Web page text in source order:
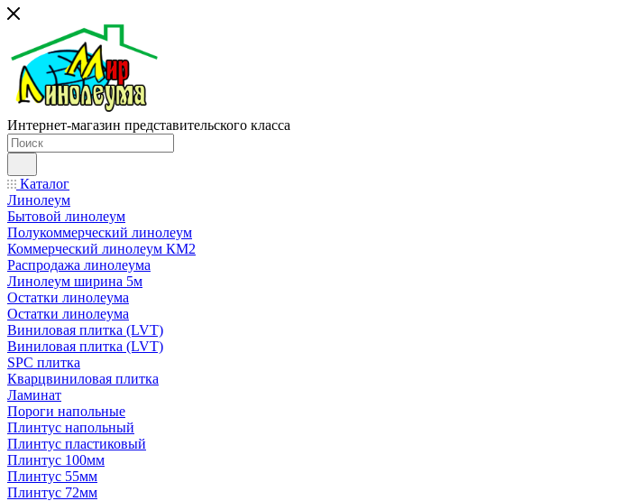
Интернет-магазин представительского класса
Каталог
Линолеум
Бытовой линолеум
Полукоммерческий линолеум
Коммерческий линолеум КМ2
Распродажа линолеума
Линолеум ширина 5м
Остатки линолеума
Остатки линолеума
Виниловая плитка (LVT)
Виниловая плитка (LVT)
SPC плитка
Кварцвиниловая плитка
Ламинат
Пороги напольные
Плинтус напольный
Плинтус пластиковый
Плинтус 100мм
Плинтус 55мм
Плинтус 72мм